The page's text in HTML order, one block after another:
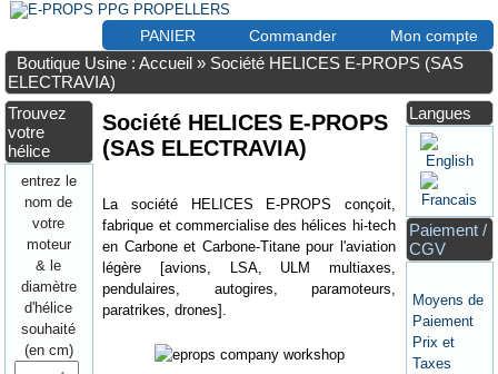
PANIER Commander Mon compte
Boutique Usine : Accueil » Société HELICES E-PROPS (SAS
ELECTRAVIA)
Trouvez
votre
hélice
entrez le
nom de
votre
moteur
& le
diamètre
d'hélice
souhaité
(en cm)
Société HELICES E-PROPS
(SAS ELECTRAVIA)
La société HELICES E-PROPS conçoit,
fabrique et commercialise des hélices hi-tech
en Carbone et Carbone-Titane pour l'aviation
légère [avions, LSA, ULM multiaxes,
pendulaires, autogires, paramoteurs,
paratrikes, drones].
Langues
Paiement /
CGV
Moyens de
Paiement
Prix et
Taxes